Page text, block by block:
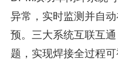
异常，实时监测并自
预。三大系统互联互
题，实现焊接全过程可